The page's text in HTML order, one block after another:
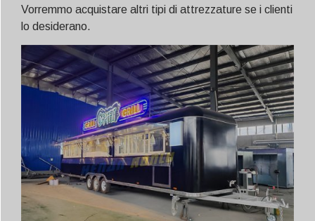
Vorremmo acquistare altri tipi di attrezzature se i clienti
lo desiderano.